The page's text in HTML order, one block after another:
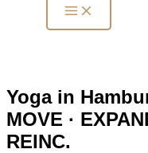
Yoga in
MOVE ·
REINC.